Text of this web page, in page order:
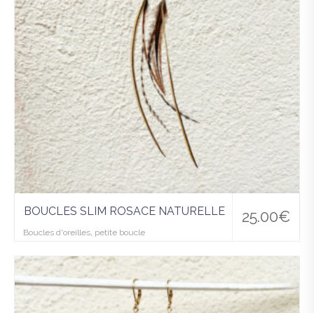
25.00€
BOUCLES SLIM ROSACE NATURELLE
Boucles d'oreilles, petite boucle
uter
à la